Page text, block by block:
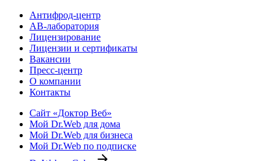
Антифрод-центр
АВ-лаборатория
Лицензирование
Лицензии и сертификаты
Вакансии
Пресс-центр
О компании
Контакты
Сайт «Доктор Веб»
Мой Dr.Web для дома
Мой Dr.Web для бизнеса
Мой Dr.Web по подписке